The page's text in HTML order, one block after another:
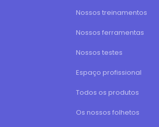
Nossos treinamentos
Nossos ferramentas
Nossos testes
Espaço profissional
Todos os produtos
Os nossos folhetos